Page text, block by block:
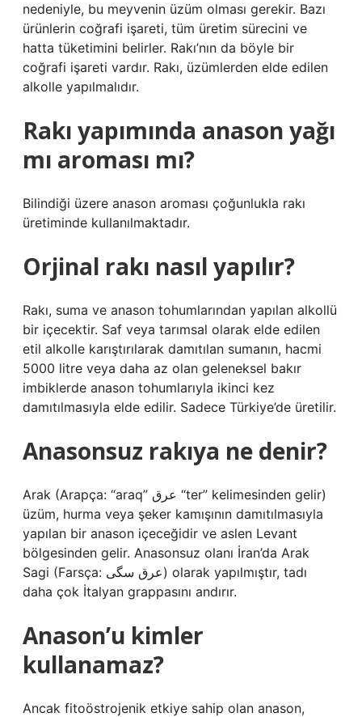
nedeniyle, bu meyvenin üzüm olması gerekir. Bazı
ürünlerin coğrafi işareti, tüm üretim sürecini ve
hatta tüketimini belirler. Rakı’nın da böyle bir
coğrafi işareti vardır. Rakı, üzümlerden elde edilen
alkolle yapılmalıdır.
Rakı yapımında anason yağı
mı aroması mı?
Bilindiği üzere anason aroması çoğunlukla rakı
üretiminde kullanılmaktadır.
Orjinal rakı nasıl yapılır?
Rakı, suma ve anason tohumlarından yapılan alkollü
bir içecektir. Saf veya tarımsal olarak elde edilen
etil alkolle karıştırılarak damıtılan sumanın, hacmi
5000 litre veya daha az olan geleneksel bakır
imbiklerde anason tohumlarıyla ikinci kez
damıtılmasıyla elde edilir. Sadece Türkiye’de üretilir.
Anasonsuz rakıya ne denir?
Arak (Arapça: “araq” ﻋﺮﻕ “ter” kelimesinden gelir)
üzüm, hurma veya şeker kamışının damıtılmasıyla
yapılan bir anason içeceğidir ve aslen Levant
bölgesinden gelir. Anasonsuz olanı İran’da Arak
Sagi (Farsça: عرق سگی) olarak yapılmıştır, tadı
daha çok İtalyan grappasını andırır.
Anason’u kimler
kullanamaz?
Ancak fitoöstrojenik etkiye sahip olan anason,